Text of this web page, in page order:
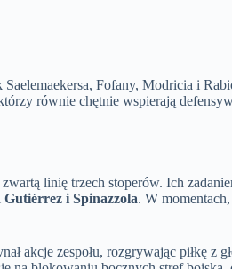
Fofany, Modricia i
równie chętnie wspierają
linię trzech stoperów. Ich
Gutiérrez i Spinazzola. W
akcje zespołu, rozgrywając piłkę z